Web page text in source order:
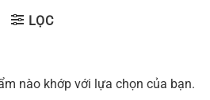
LỌC
nào khớp với lựa chọn của bạn.